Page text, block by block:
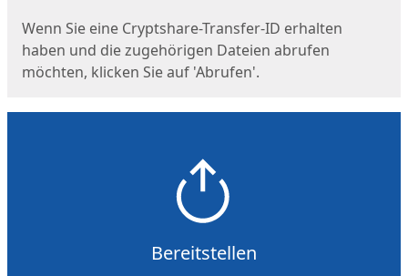
Wenn Sie eine Cryptshare-Transfer-ID erhalten
haben und die zugehörigen Dateien abrufen
möchten, klicken Sie auf 'Abrufen'.
Bereitstellen